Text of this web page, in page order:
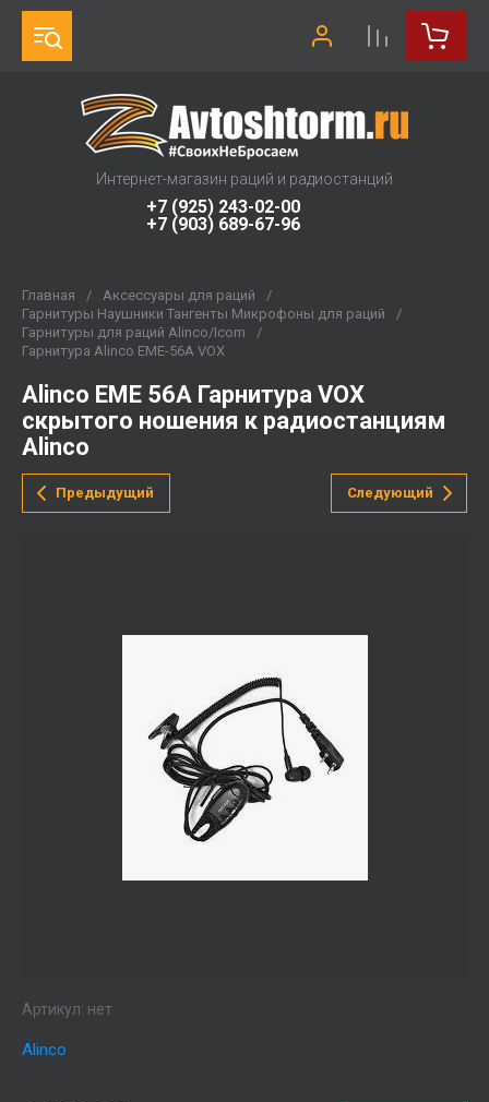
Интернет-магазин раций и радиостанций
+7 (925) 243-02-00
+7 (903) 689-67-96
Главная / Аксессуары для раций
/
Гарнитуры Наушники Тангенты Микрофоны для раций
/
Гарнитуры для раций Alinco/Icom
/
Гарнитура Alinco EME-56A VOX
Alinco EME 56A Гарнитура VOX
скрытого ношения к радиостанциям
Alinco
Предыдущий Следующий
Артикул: нет
Alinco